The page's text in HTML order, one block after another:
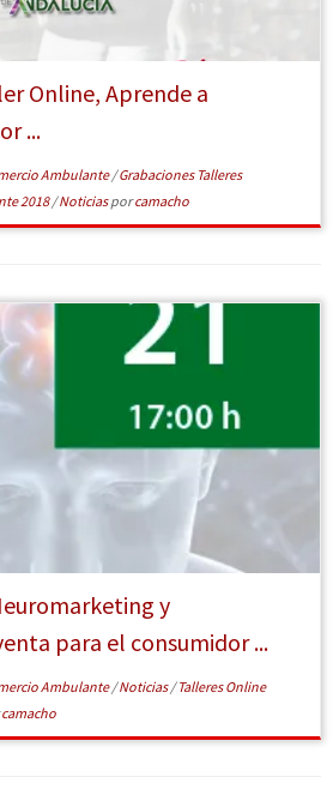
Online, Aprende a
...
Ambulante/Grabaciones Talleres
2018/Noticiasporcamacho
y
para el consumidor ...
Ambulante/Noticias/Talleres Online
camacho